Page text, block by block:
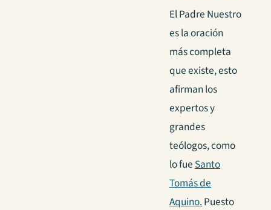
El Padre Nuestro
es la oración
más completa
que existe, esto
afirman los
expertos y
grandes
teólogos, como
lo fue Santo
Tomás de
Aquino. Puesto